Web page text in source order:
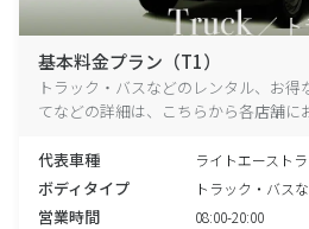
基本料金プラン（T1）
トラック・バスなどのレンタル、お
てなどの詳細は、こちらから各店舗に
代表車種 ライトエースト
ボディタイプ トラック・バス
営業時間 08:00-20:00